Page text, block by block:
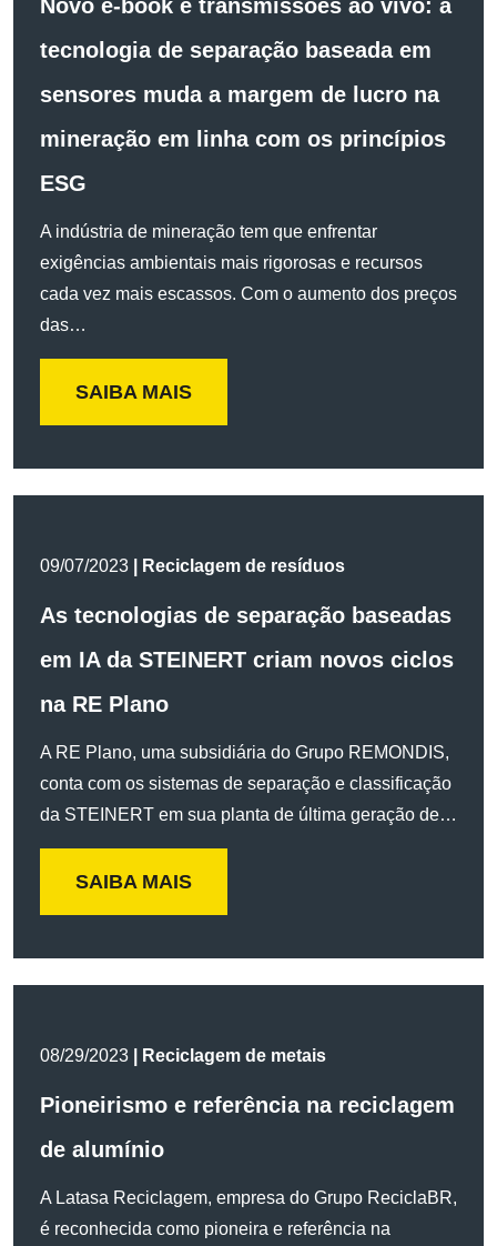
Novo e-book e transmissões ao vivo: a
tecnologia de separação baseada em
sensores muda a margem de lucro na
mineração em linha com os princípios
ESG
A indústria de mineração tem que enfrentar
exigências ambientais mais rigorosas e recursos
cada vez mais escassos. Com o aumento dos preços
das…
SAIBA MAIS
09/07/2023 | Reciclagem de resíduos
As tecnologias de separação baseadas
em IA da STEINERT criam novos ciclos
na RE Plano
A RE Plano, uma subsidiária do Grupo REMONDIS,
conta com os sistemas de separação e classificação
da STEINERT em sua planta de última geração de…
SAIBA MAIS
08/29/2023 | Reciclagem de metais
Pioneirismo e referência na reciclagem
de alumínio
A Latasa Reciclagem, empresa do Grupo ReciclaBR,
é reconhecida como pioneira e referência na